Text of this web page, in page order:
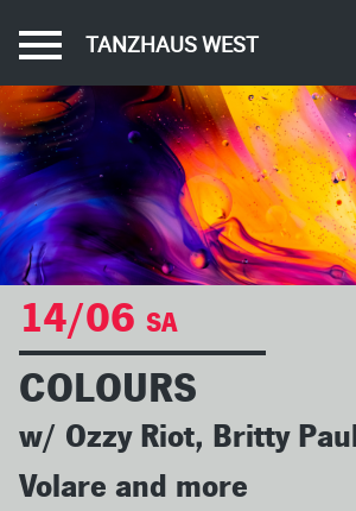
TANZHAUS WEST
14/06 SA
COLOURS
w/ Ozzy Riot, Britty
Volare and more